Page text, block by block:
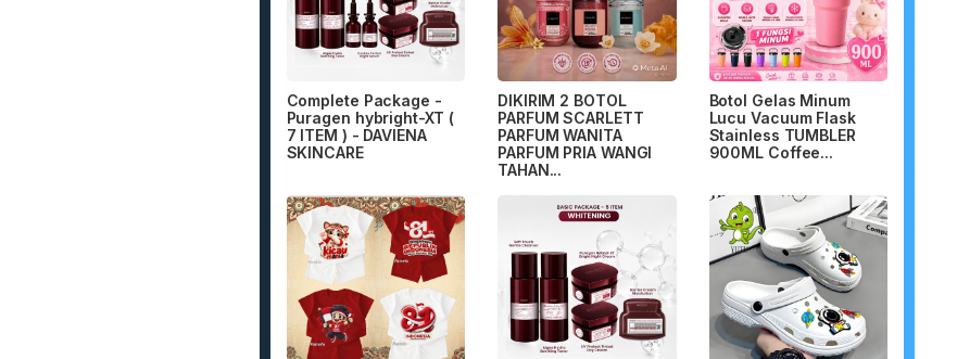
Complete Package -
Puragen hybright-XT (
7 ITEM ) - DAVIENA
SKINCARE
DIKIRIM 2 BOTOL
PARFUM SCARLETT
PARFUM WANITA
PARFUM PRIA WANGI
TAHAN...
Botol Gelas Minum
Lucu Vacuum Flask
Stainless TUMBLER
900ML Coffee...